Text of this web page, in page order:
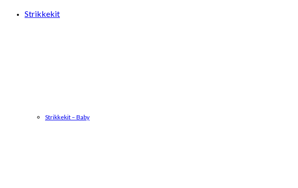
Strikkekit
Strikkekit – Baby